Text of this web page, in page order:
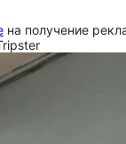
на получение